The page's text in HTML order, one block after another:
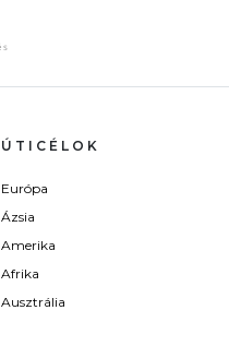
ÚTICÉLOK
Európa
Ázsia
Amerika
Afrika
Ausztrália